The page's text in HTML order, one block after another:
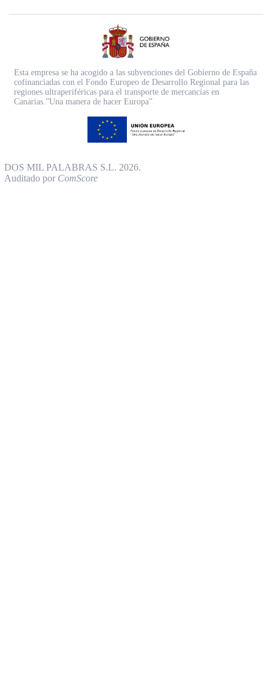
Esta empresa se ha acogido a las subvenciones del Gobierno de España
cofinanciadas con el Fondo Europeo de Desarrollo Regional para las
regiones ultraperiféricas para el transporte de mercancías en
Canarias.”Una manera de hacer Europa”
DOS MIL PALABRAS S.L. 2026.
Auditado por ComScore